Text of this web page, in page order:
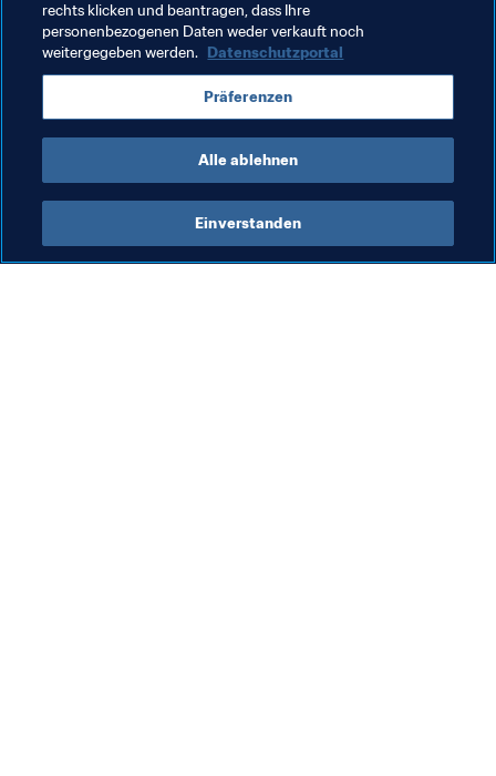
Australia Chile Germany Mexico
New Zealand Portugal Russia AFC
UEFA Concacaf OFC CONMEBOL
rechts klicken und beantragen, dass Ihre
personenbezogenen Daten weder verkauft noch
weitergegeben werden. Datenschutzportal
Präferenzen
Alle ablehnen
Einverstanden